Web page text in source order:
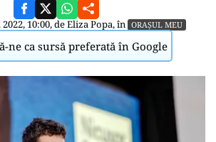
10:00, deEliza Popa, în ORAȘUL MEU
ne ca sursă preferată în Google